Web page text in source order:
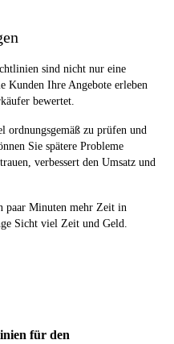
sind nicht nur eine
Kunden Ihre Angebote erleben
bewertet.
ordnungsgemäß zu prüfen und
Sie spätere Probleme
verbessert den Umsatz und
paar Minuten mehr Zeit in
Sicht viel Zeit und Geld.
für den